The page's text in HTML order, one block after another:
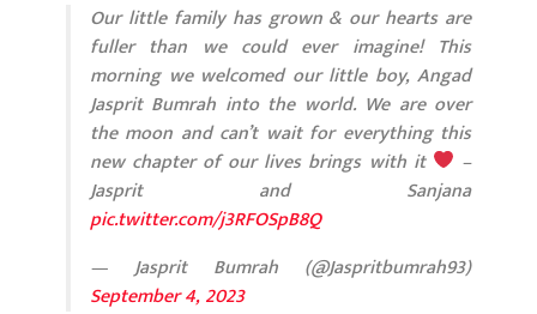
Our little family has grown & our hearts are
fuller than we could ever imagine! This
morning we welcomed our little boy, Angad
Jasprit Bumrah into the world. We are over
the moon and can’t wait for everything this
new chapter of our lives brings with it
–
Jasprit and Sanjana
pic.twitter.com/j3RFOSpB8Q
— Jasprit Bumrah (@Jaspritbumrah93)
September 4, 2023